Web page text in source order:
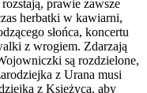
prawie zawsze
herbatki w kawiarni,
słońca, koncertu
z wrogiem. Zdarzają
są rozdzielone,
z Urana musi
z Księżyca, aby